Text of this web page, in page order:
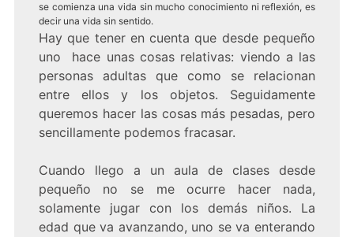
se comienza una vida sin mucho conocimiento ni reflexión, es
decir una vida sin sentido.
Hay que tener en cuenta que desde pequeño
uno hace unas cosas relativas: viendo a las
personas adultas que como se relacionan
entre ellos y los objetos. Seguidamente
queremos hacer las cosas más pesadas, pero
sencillamente podemos fracasar.
Cuando llego a un aula de clases desde
pequeño no se me ocurre hacer nada,
solamente jugar con los demás niños. La
edad que va avanzando, uno se va enterando